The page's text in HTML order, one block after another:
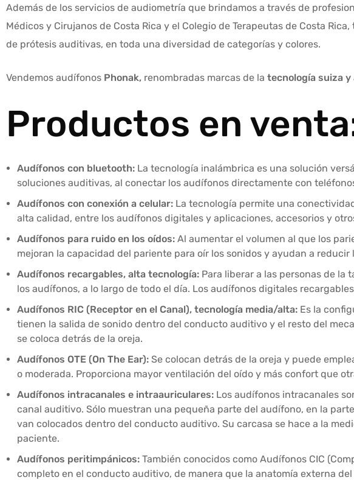
Además de los servicios de audiometría que brindamos a través de
Médicos y Cirujanos de Costa Rica y el Colegio de Terapeutas de Costa
de prótesis auditivas, en toda una diversidad de categorías y colores.
Vendemos audífonos Phonak, renombradas marcas de la tecnología suiza y
Productos en
Audífonos con bluetooth: La tecnología inalámbrica es una solución
soluciones auditivas, al conectar los audífonos directamente con
Audífonos con conexión a celular: La tecnología permite una
alta calidad, entre los audífonos digitales y aplicaciones, accesorios y
Audífonos para ruido en los oídos: Al aumentar el volumen al que los
mejoran la capacidad del pariente para oír los sonidos y ayudan a
Audífonos recargables, alta tecnología: Para liberar a las personas de la
los audífonos, a lo largo de todo el día. Los audífonos digitales
Audífonos RIC (Receptor en el Canal), tecnología media/alta: Es la
tienen la salida de sonido dentro del conducto auditivo y el resto del
se coloca detrás de la oreja.
Audífonos OTE (On The Ear): Se colocan detrás de la oreja y puede
o moderada. Proporciona mayor ventilación del oído y más confort que
Audífonos intracanales e intraauriculares: Los audífonos intracanales
canal auditivo. Sólo muestran una pequeña parte del audífono, en la
van colocados dentro del conducto auditivo. Su carcasa se hace a la
paciente.
Audífonos peritimpánicos: También conocidos como Audífonos CIC
completo en el conducto auditivo, de manera que la anatomía externa